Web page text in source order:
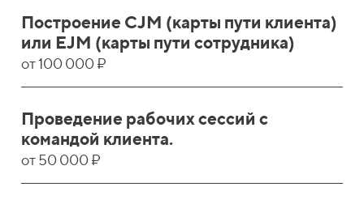
Построение CJM (карты пути клиента)
или EJM (карты пути сотрудника)
от 100 000 ₽
Проведение рабочих сессий с
командой клиента.
от 50 000 ₽